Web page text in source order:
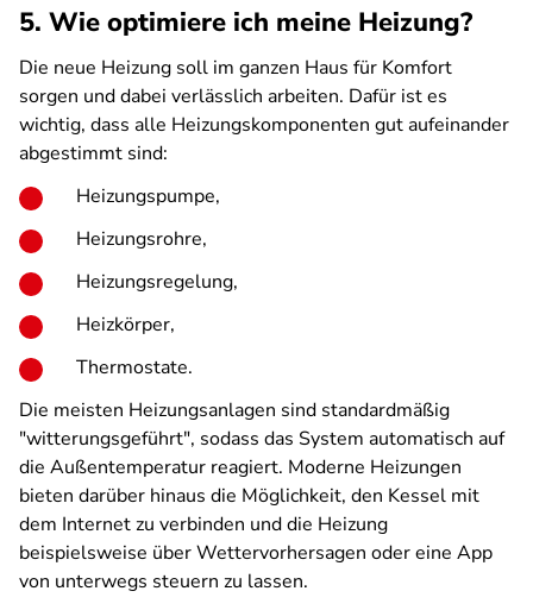
5. Wie optimiere ich meine Heizung?
Die neue Heizung soll im ganzen Haus für Komfort
sorgen und dabei verlässlich arbeiten. Dafür ist es
wichtig, dass alle Heizungskomponenten gut aufeinander
abgestimmt sind:
Heizungspumpe,
Heizungsrohre,
Heizungsregelung,
Heizkörper,
Thermostate.
Die meisten Heizungsanlagen sind standardmäßig
"witterungsgeführt", sodass das System automatisch auf
die Außentemperatur reagiert. Moderne Heizungen
bieten darüber hinaus die Möglichkeit, den Kessel mit
dem Internet zu verbinden und die Heizung
beispielsweise über Wettervorhersagen oder eine App
von unterwegs steuern zu lassen.